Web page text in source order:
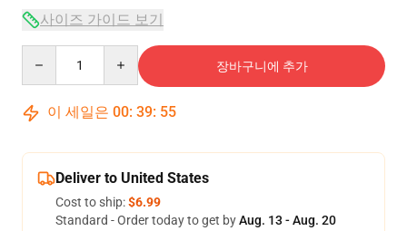
사이즈 가이드 보기
장바구니에 추가
이 세일은 00: 39: 54
Deliver to United States
Cost to ship:$6.99
Standard - Order today to get byAug. 13 - Aug. 20